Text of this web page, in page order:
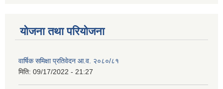
योजना तथा परियोजना
वार्षिक समिक्षा प्रतिवेदन आ.व. २०८०/८१
मिति: 09/17/2022 - 21:27